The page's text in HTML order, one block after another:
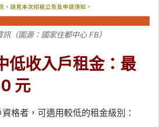
（圖源：國家住都中心 FB）
低收入戶租金：最
元
格者，可適用較低的租金級別：